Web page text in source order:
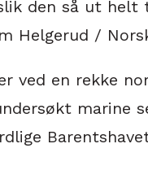
den så ut
Helgerud /
ved en rekke
marine